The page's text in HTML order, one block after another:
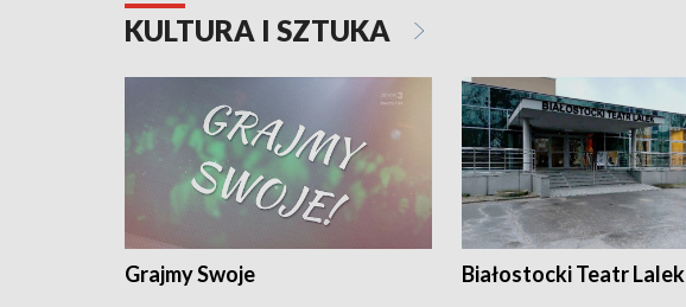
KULTURA I SZTUKA
Grajmy Swoje Białostocki Teatr Lalek